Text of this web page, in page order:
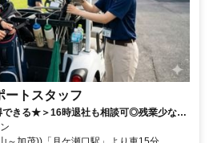
ートスタッフ
できる★＞16時退社も相談可◎残業少なめ
OK♪